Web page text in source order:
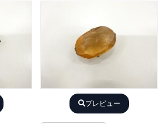
プレビュー